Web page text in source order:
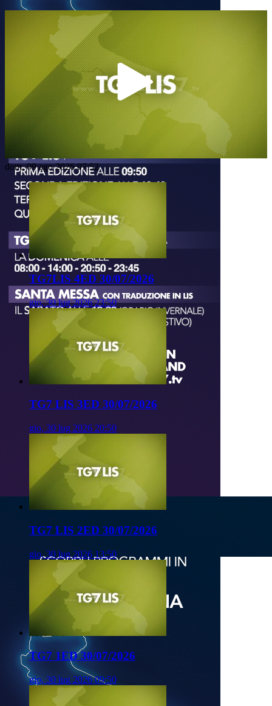
Play
Video
dom, 09 ago 2026 07:52
TG7LIS 4ED 30/07/2026
gio, 30 lug 2026 23:50
TG7 LIS 3ED 30/07/2026
gio, 30 lug 2026 20:50
TG7 LIS 2ED 30/07/2026
gio, 30 lug 2026 13:50
TG7 1ED 30/07/2026
gio, 30 lug 2026 09:50